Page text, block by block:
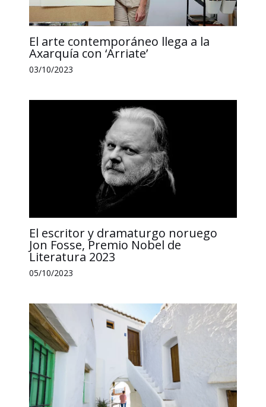
El arte contemporáneo llega a la
Axarquía con ‘Arriate’
03/10/2023
El escritor y dramaturgo noruego
Jon Fosse, Premio Nobel de
Literatura 2023
05/10/2023